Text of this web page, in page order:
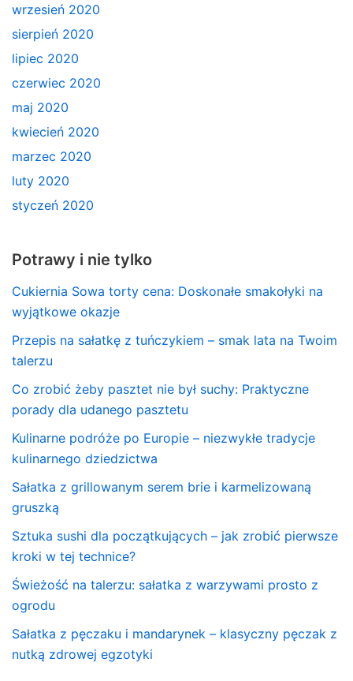
wrzesień 2020
sierpień 2020
lipiec 2020
czerwiec 2020
maj 2020
kwiecień 2020
marzec 2020
luty 2020
styczeń 2020
Potrawy i nie tylko
Cukiernia Sowa torty cena: Doskonałe smakołyki na
wyjątkowe okazje
Przepis na sałatkę z tuńczykiem – smak lata na Twoim
talerzu
Co zrobić żeby pasztet nie był suchy: Praktyczne
porady dla udanego pasztetu
Kulinarne podróże po Europie – niezwykłe tradycje
kulinarnego dziedzictwa
Sałatka z grillowanym serem brie i karmelizowaną
gruszką
Sztuka sushi dla początkujących – jak zrobić pierwsze
kroki w tej technice?
Świeżość na talerzu: sałatka z warzywami prosto z
ogrodu
Sałatka z pęczaku i mandarynek – klasyczny pęczak z
nutką zdrowej egzotyki